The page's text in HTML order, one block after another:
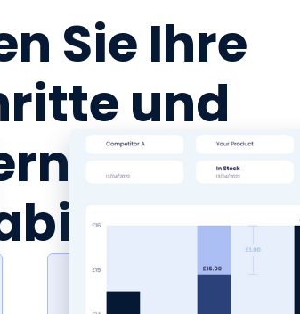
Sie Ihre
und
Sie Ihre